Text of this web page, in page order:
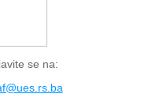
se na: